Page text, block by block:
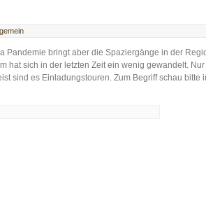
Pandemie bringt aber die Spaziergänge in der
hat sich in der letzten Zeit ein wenig gewandelt.
sind es Einladungstouren. Zum Begriff schau bitte